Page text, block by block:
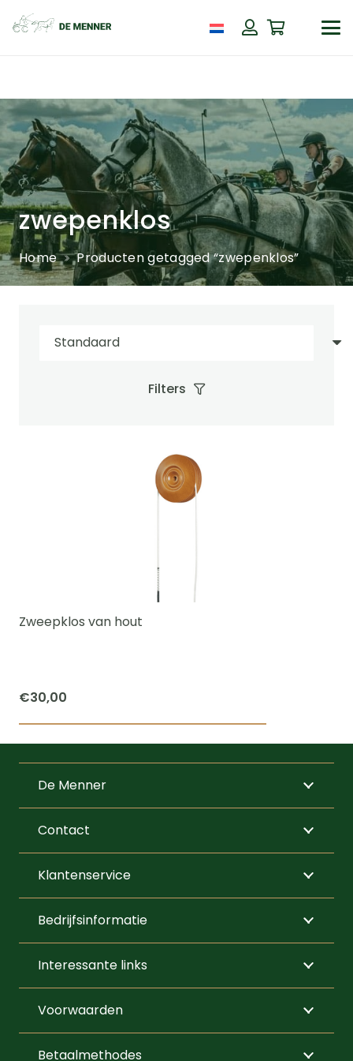
zwepenklos
Home Producten getagged “zwepenklos”
Filters
Zweepklos van hout
€30,00
De Menner
Contact
Klantenservice
Bedrijfsinformatie
Interessante links
Voorwaarden
Betaalmethodes